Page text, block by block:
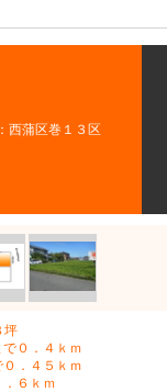
西蒲区巻１３区
坪
０．４ｋｍ
．４５ｋｍ
６ｋｍ